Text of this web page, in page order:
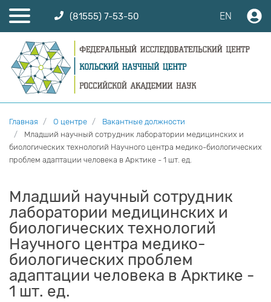
(81555) 7-53-50 EN
Главная О центре
Вакантные должности
Младший научный сотрудник лаборатории медицинских и
биологических технологий Научного центра медико-биологических
проблем адаптации человека в Арктике - 1 шт. ед.
Младший научный сотрудник
лаборатории медицинских и
биологических технологий
Научного центра медико-
биологических проблем
адаптации человека в Арктике -
1 шт. ед.